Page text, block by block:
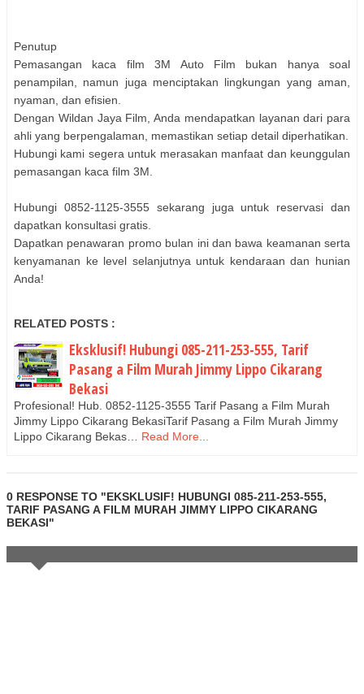
Penutup
Pemasangan kaca film 3M Auto Film bukan hanya soal
penampilan, namun juga menciptakan lingkungan yang aman,
nyaman, dan efisien.
Dengan Wildan Jaya Film, Anda mendapatkan layanan dari para
ahli yang berpengalaman, memastikan setiap detail diperhatikan.
Hubungi kami segera untuk merasakan manfaat dan keunggulan
pemasangan kaca film 3M.
Hubungi 0852-1125-3555 sekarang juga untuk reservasi dan
dapatkan konsultasi gratis.
Dapatkan penawaran promo bulan ini dan bawa keamanan serta
kenyamanan ke level selanjutnya untuk kendaraan dan hunian
Anda!
RELATED POSTS :
Eksklusif! Hubungi 085-211-253-555, Tarif
Pasang a Film Murah Jimmy Lippo Cikarang
Bekasi
Profesional! Hub. 0852-1125-3555 Tarif Pasang a Film Murah
Jimmy Lippo Cikarang BekasiTarif Pasang a Film Murah Jimmy
Lippo Cikarang Bekas…
Read More...
0 RESPONSE TO "EKSKLUSIF! HUBUNGI 085-211-253-555,
TARIF PASANG A FILM MURAH JIMMY LIPPO CIKARANG
BEKASI"